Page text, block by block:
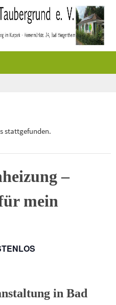
stattgefunden.
–
mein
in Bad